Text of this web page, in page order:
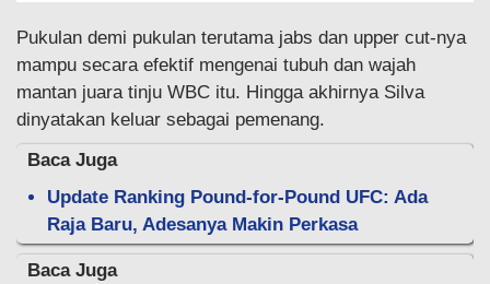
Pukulan demi pukulan terutama jabs dan upper cut-nya
mampu secara efektif mengenai tubuh dan wajah
mantan juara tinju WBC itu. Hingga akhirnya Silva
dinyatakan keluar sebagai pemenang.
Baca Juga
Update Ranking Pound-for-Pound UFC: Ada
Raja Baru, Adesanya Makin Perkasa
Baca Juga